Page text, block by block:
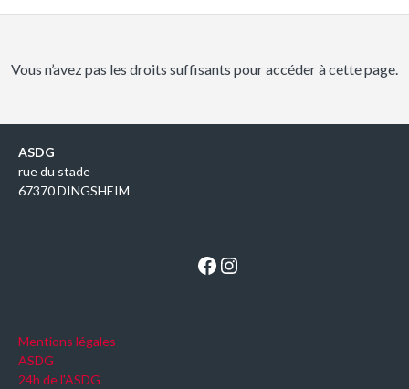
Vous n’avez pas les droits suffisants pour accéder à cette page.
ASDG
rue du stade
67370 DINGSHEIM
Facebook Instagram
Mentions légales
ASDG
24h de l'ASDG